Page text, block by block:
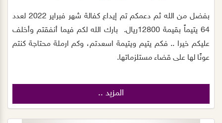
‏بفضل من الله ثم دعمكم تم إيداع‬⁩ ⁦‪كفالة‬⁩ شهر فبراير 2022 لعدد
64 يتيماً بقيمة 12800ريال. ‏بارك الله لكم فيما أنفقتم وأخلف
عليكم خيرا .. فكم يتيم ويتيمة اسعدتم، وكم ارملة محتاجة كنتم
عونًا لها على قضاء مستلزماتها.
المزيد ..